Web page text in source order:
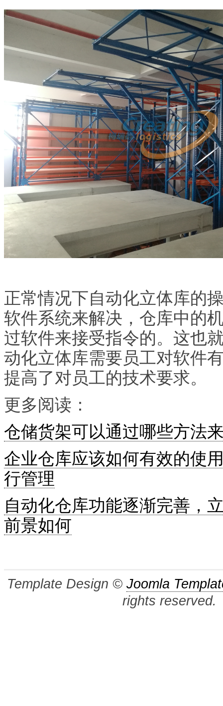
正常情况下自动化立体库的
软件系统来解决，仓库中的
过软件来接受指令的。这也
动化立体库需要员工对软件
提高了对员工的技术要求。
更多阅读：
仓储货架可以通过哪些方法
企业仓库应该如何有效的使
行管理
自动化仓库功能逐渐完善，
前景如何
Template Design © Joomla
rights reserved.